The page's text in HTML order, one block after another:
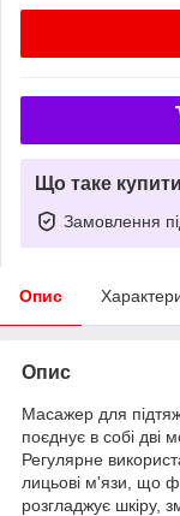
Що таке
Замовлення
Опис
Опис
Масажер для
поєднує в собі дві
Регулярне
лицьові м'язи, що
розгладжує шкіру,